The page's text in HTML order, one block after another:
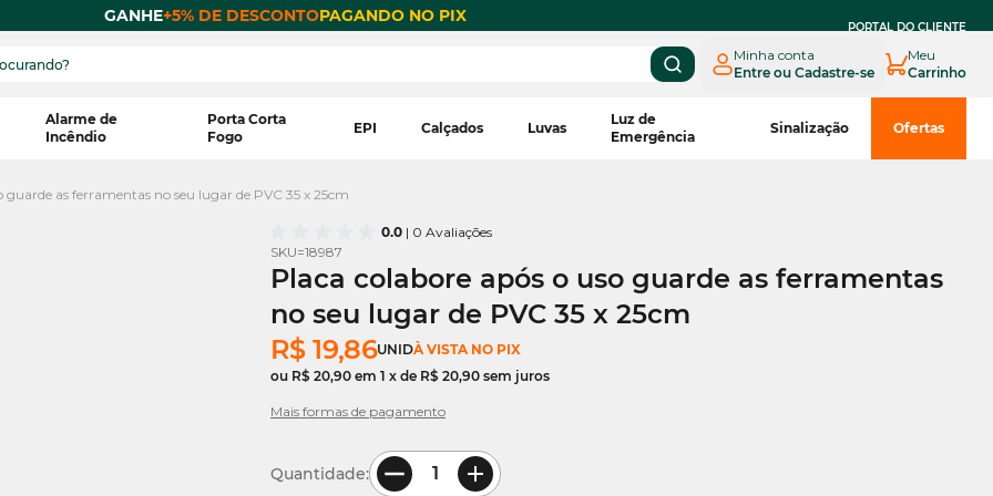
GANHE+5% DE DESCONTOPAGANDO NO PIX
PORTAL DO CLIENTE
Minha conta
Entre ou Cadastre-se
Meu
Carrinho
Alarme de
Incêndio
Porta Corta
Fogo
EPI Calçados Luvas
Luz de
Emergência
Sinalização Ofertas
guarde as ferramentas no seu lugar de PVC 35 x 25cm
0.0 | 0 Avaliações
SKU=18987
Placa colabore após o uso guarde as ferramentas
no seu lugar de PVC 35 x 25cm
R$ 19,86UNIDÀ VISTA NO PIX
ou R$ 20,90 em 1 x de R$ 20,90 sem juros
Mais formas de pagamento
Quantidade: